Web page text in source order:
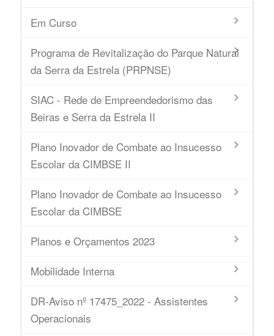
Em Curso
Programa de Revitalização do Parque Natural
da Serra da Estrela (PRPNSE)
SIAC - Rede de Empreendedorismo das
Beiras e Serra da Estrela II
Plano Inovador de Combate ao Insucesso
Escolar da CIMBSE II
Plano Inovador de Combate ao Insucesso
Escolar da CIMBSE
Planos e Orçamentos 2023
Mobilidade Interna
DR-Aviso nº 17475_2022 - Assistentes
Operacionais